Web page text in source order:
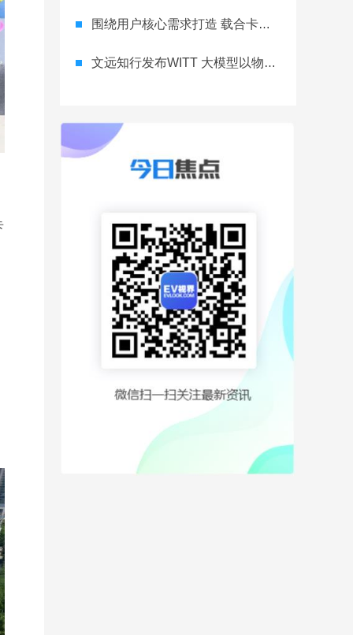
围绕用户核心需求打造 载合卡车远洋舰H40氢电重卡发布
文远知行发布WITT 大模型以物理事实重构AI认知